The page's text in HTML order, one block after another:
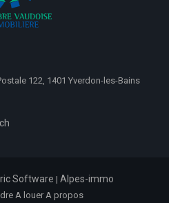
122, 1401 Yverdon-les-Bains
Software | Alpes-immo
A louer A propos